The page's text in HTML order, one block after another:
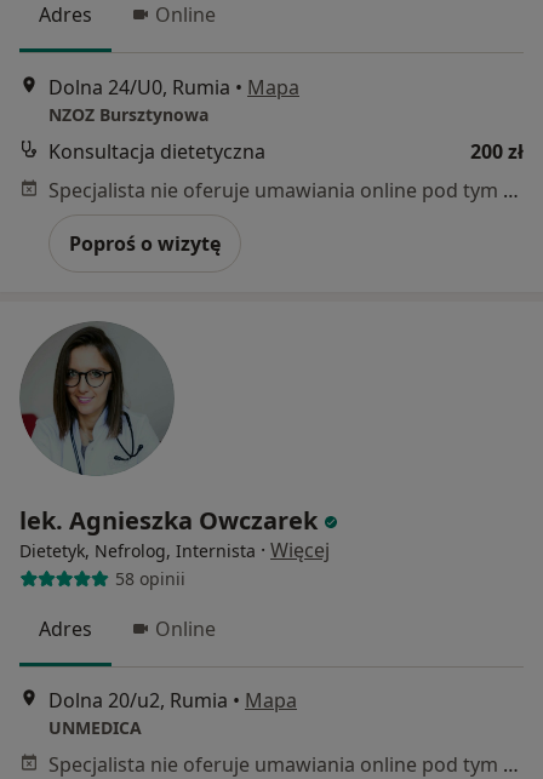
Adres Online
Dolna 24/U0, Rumia • Mapa
NZOZ Bursztynowa
Konsultacja dietetyczna
200 zł
Specjalista nie oferuje umawiania online pod tym adresem.
Poproś o wizytę
lek. Agnieszka Owczarek
Dietetyk, Nefrolog, Internista · Więcej
58 opinii
Adres Online
Dolna 20/u2, Rumia • Mapa
UNMEDICA
Specjalista nie oferuje umawiania online pod tym adresem.